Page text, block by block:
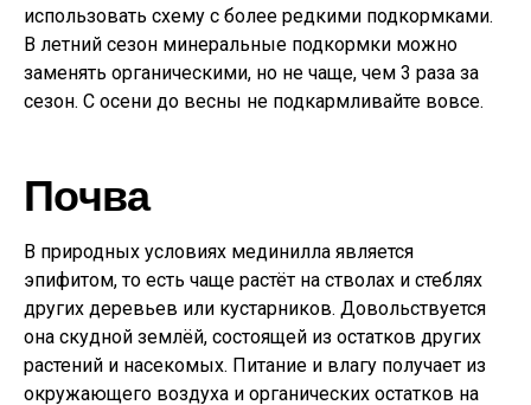
использовать схему с более редкими подкормками.
В летний сезон минеральные подкормки можно
заменять органическими, но не чаще, чем 3 раза за
сезон. С осени до весны не подкармливайте вовсе.
Почва
В природных условиях мединилла является
эпифитом, то есть чаще растёт на стволах и стеблях
других деревьев или кустарников. Довольствуется
она скудной землёй, состоящей из остатков других
растений и насекомых. Питание и влагу получает из
окружающего воздуха и органических остатков на